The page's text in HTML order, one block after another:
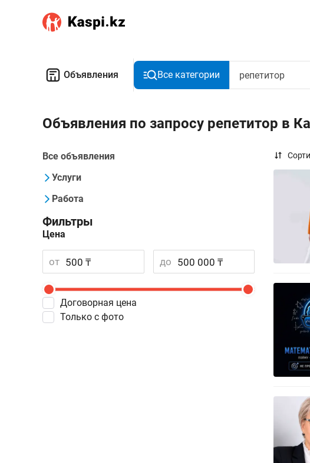
Объявления Все категории
Объявления по запросу репетитор в
Все объявления
Услуги
Работа
Фильтры
Цена
от до
Договорная цена
Только с фото